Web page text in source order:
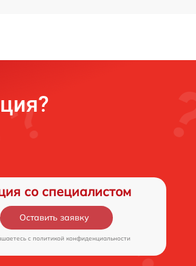
со специалистом
Оставить заявку
c политикой конфиденциальности